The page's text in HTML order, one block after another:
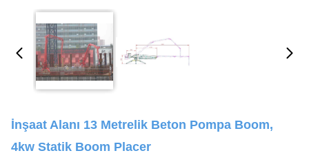
İnşaat Alanı 13 Metrelik Beton Pompa Boom,
4kw Statik Boom Placer